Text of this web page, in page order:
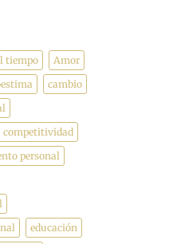
tiempo
Amor
cambio
competitividad
personal
educación